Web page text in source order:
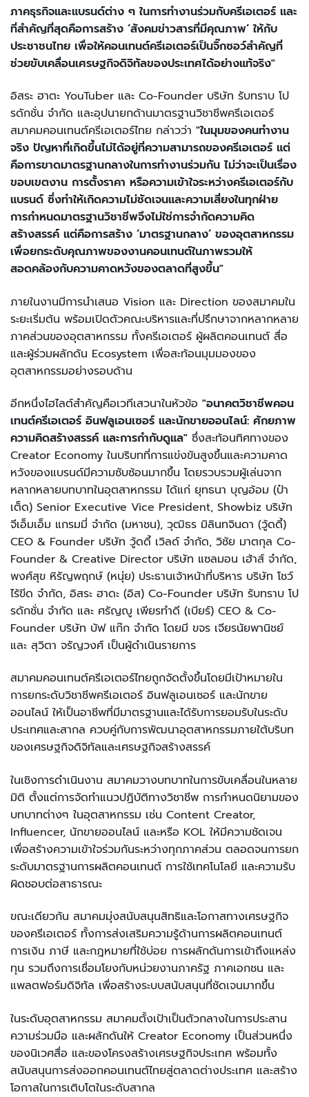
ภาคธุรกิจและแบรนด์ต่าง ๆ ในการทำงานร่วมกับครีเอเตอร์ และ
ที่สำคัญที่สุดคือการสร้าง ‘สังคมข่าวสารที่มีคุณภาพ’ ให้กับ
ประชาชนไทย เพื่อให้คอนเทนต์ครีเอเตอร์เป็นจิ๊กซอว์สำคัญที่
ช่วยขับเคลื่อนเศรษฐกิจดิจิทัลของประเทศได้อย่างแท้จริง"
อิสระ ฮาตะ YouTuber และ Co-Founder บริษัท รับทราบ โป
รดักชั่น จำกัด และอุปนายกด้านมาตรฐานวิชาชีพครีเอเตอร์
สมาคมคอนเทนต์ครีเอเตอร์ไทย กล่าวว่า "ในมุมของคนทำงาน
จริง ปัญหาที่เกิดขึ้นไม่ได้อยู่ที่ความสามารถของครีเอเตอร์ แต่
คือการขาดมาตรฐานกลางในการทำงานร่วมกัน ไม่ว่าจะเป็นเรื่อง
ขอบเขตงาน การตั้งราคา หรือความเข้าใจระหว่างครีเอเตอร์กับ
แบรนด์ ซึ่งทำให้เกิดความไม่ชัดเจนและความเสี่ยงในทุกฝ่าย
การกำหนดมาตรฐานวิชาชีพจึงไม่ใช่การจำกัดความคิด
สร้างสรรค์ แต่คือการสร้าง ‘มาตรฐานกลาง’ ของอุตสาหกรรม
เพื่อยกระดับคุณภาพของงานคอนเทนต์ในภาพรวมให้
สอดคล้องกับความคาดหวังของตลาดที่สูงขึ้น"
ภายในงานมีการนำเสนอ Vision และ Direction ของสมาคมใน
ระยะเริ่มต้น พร้อมเปิดตัวคณะบริหารและที่ปรึกษาจากหลากหลาย
ภาคส่วนของอุตสาหกรรม ทั้งครีเอเตอร์ ผู้ผลิตคอนเทนต์ สื่อ
และผู้ร่วมผลักดัน Ecosystem เพื่อสะท้อนมุมมองของ
อุตสาหกรรมอย่างรอบด้าน
อีกหนึ่งไฮไลต์สำคัญคือเวทีเสวนาในหัวข้อ "อนาคตวิชาชีพคอน
เทนต์ครีเอเตอร์ อินฟลูเอนเซอร์ และนักขายออนไลน์: ศักยภาพ
ความคิดสร้างสรรค์ และการกำกับดูแล" ซึ่งสะท้อนทิศทางของ
Creator Economy ในบริบทที่การแข่งขันสูงขึ้นและความคาด
หวังของแบรนด์มีความซับซ้อนมากขึ้น โดยรวบรวมผู้เล่นจาก
หลากหลายบทบาทในอุตสาหกรรม ได้แก่ ยุทธนา บุญอ้อม (ป๋า
เต็ด) Senior Executive Vice President, Showbiz บริษัท
จีเอ็มเอ็ม แกรมมี่ จำกัด (มหาชน), วุฒิธร มิลินทจินดา (วู้ดดี้)
CEO & Founder บริษัท วู้ดดี้ เวิลด์ จำกัด, วิชัย มาตกุล Co-
Founder & Creative Director บริษัท แซลมอน เฮ้าส์ จำกัด,
พงศ์สุข หิรัญพฤกษ์ (หนุ่ย) ประธานเจ้าหน้าที่บริหาร บริษัท โชว์
ไร้ขีด จำกัด, อิสระ ฮาดะ (อิส) Co-Founder บริษัท รับทราบ โป
รดักชั่น จำกัด และ ศรัญญู เพียรทำดี (เบียร์) CEO & Co-
Founder บริษัท บัฟ แก๊ก จำกัด โดยมี ขจร เจียรนัยพานิชย์
และ สุวิตา จรัญวงศ์ เป็นผู้ดำเนินรายการ
สมาคมคอนเทนต์ครีเอเตอร์ไทยถูกจัดตั้งขึ้นโดยมีเป้าหมายใน
การยกระดับวิชาชีพครีเอเตอร์ อินฟลูเอนเซอร์ และนักขาย
ออนไลน์ ให้เป็นอาชีพที่มีมาตรฐานและได้รับการยอมรับในระดับ
ประเทศและสากล ควบคู่กับการพัฒนาอุตสาหกรรมภายใต้บริบท
ของเศรษฐกิจดิจิทัลและเศรษฐกิจสร้างสรรค์
ในเชิงการดำเนินงาน สมาคมวางบทบาทในการขับเคลื่อนในหลาย
มิติ ตั้งแต่การจัดทำแนวปฏิบัติทางวิชาชีพ การกำหนดนิยามของ
บทบาทต่างๆ ในอุตสาหกรรม เช่น Content Creator,
Influencer, นักขายออนไลน์ และหรือ KOL ให้มีความชัดเจน
เพื่อสร้างความเข้าใจร่วมกันระหว่างทุกภาคส่วน ตลอดจนการยก
ระดับมาตรฐานการผลิตคอนเทนต์ การใช้เทคโนโลยี และความรับ
ผิดชอบต่อสาธารณะ
ขณะเดียวกัน สมาคมมุ่งสนับสนุนสิทธิและโอกาสทางเศรษฐกิจ
ของครีเอเตอร์ ทั้งการส่งเสริมความรู้ด้านการผลิตคอนเทนต์
การเงิน ภาษี และกฎหมายที่ใช้บ่อย การผลักดันการเข้าถึงแหล่ง
ทุน รวมถึงการเชื่อมโยงกับหน่วยงานภาครัฐ ภาคเอกชน และ
แพลตฟอร์มดิจิทัล เพื่อสร้างระบบสนับสนุนที่ชัดเจนมากขึ้น
ในระดับอุตสาหกรรม สมาคมตั้งเป้าเป็นตัวกลางในการประสาน
ความร่วมมือ และผลักดันให้ Creator Economy เป็นส่วนหนึ่ง
ของนิเวศสื่อ และของโครงสร้างเศรษฐกิจประเทศ พร้อมทั้ง
สนับสนุนการส่งออกคอนเทนต์ไทยสู่ตลาดต่างประเทศ และสร้าง
โอกาสในการเติบโตในระดับสากล